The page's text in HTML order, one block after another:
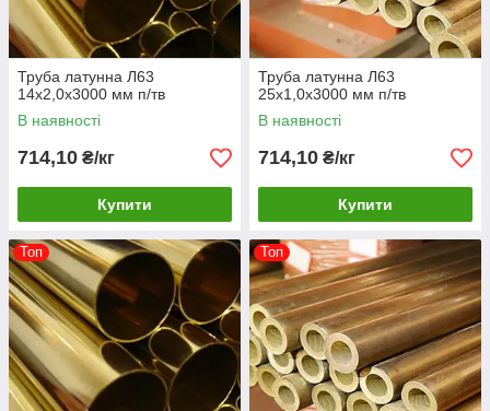
Труба латунна Л63
14х2,0х3000 мм п/тв
В наявності
714,10 ₴/кг
Купити
Труба латунна Л63
25х1,0х3000 мм п/тв
В наявності
714,10 ₴/кг
Купити
Топ Топ